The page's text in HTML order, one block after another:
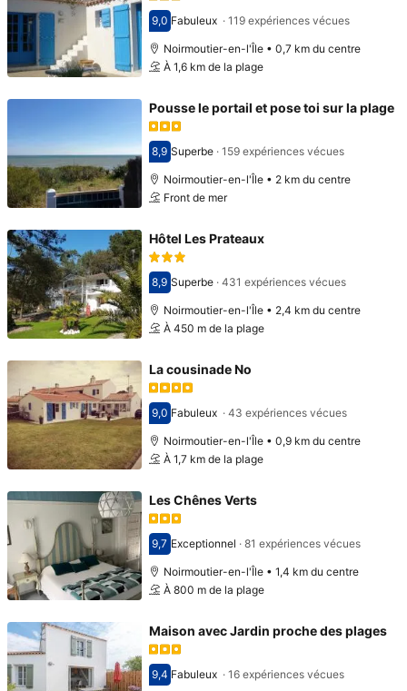
Avec une note de 9,0
9,0 Fabuleux · 119 expériences vécues
Noirmoutier-en-l'Île • 0,7 km du centre
À 1,6 km de la plage
Pousse le portail et pose toi sur la plage
Avec une note de 8,9
8,9 Superbe· 159 expériences vécues
Noirmoutier-en-l'Île • 2 km du centre
Front de mer
Hôtel Les Prateaux
Avec une note de 8,9
8,9 Superbe· 431 expériences vécues
Noirmoutier-en-l'Île • 2,4 km du centre
À 450 m de la plage
La cousinade No
Avec une note de 9,0
9,0 Fabuleux · 43 expériences vécues
Noirmoutier-en-l'Île • 0,9 km du centre
À 1,7 km de la plage
Les Chênes Verts
Avec une note de 9,7
9,7 Exceptionnel · 81 expériences vécues
Noirmoutier-en-l'Île • 1,4 km du centre
À 800 m de la plage
Maison avec Jardin proche des plages
Avec une note de 9,4
9,4 Fabuleux · 16 expériences vécues